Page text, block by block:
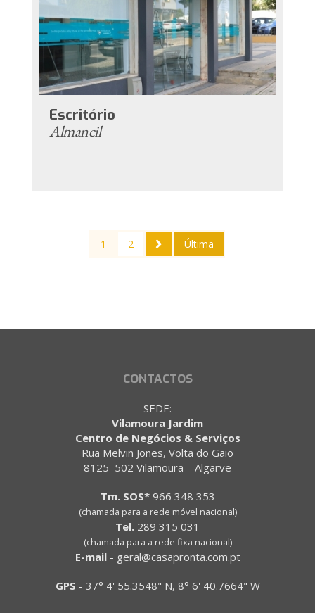
Escritório
Almancil
1 2 Última
CONTACTOS
SEDE:
Vilamoura Jardim
Centro de Negócios & Serviços
Rua Melvin Jones, Volta do Gaio
8125–502 Vilamoura – Algarve
Tm. SOS*966 348 353
(chamada para a rede móvel nacional)
Tel. 289 315 031
(chamada para a rede fixa nacional)
E-mail- geral@casapronta.com.pt
GPS - 37° 4' 55.3548" N, 8° 6' 40.7664" W